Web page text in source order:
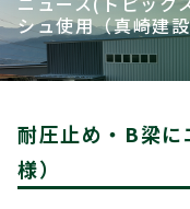
シュ使用（真崎建
耐圧止め・B梁
様）